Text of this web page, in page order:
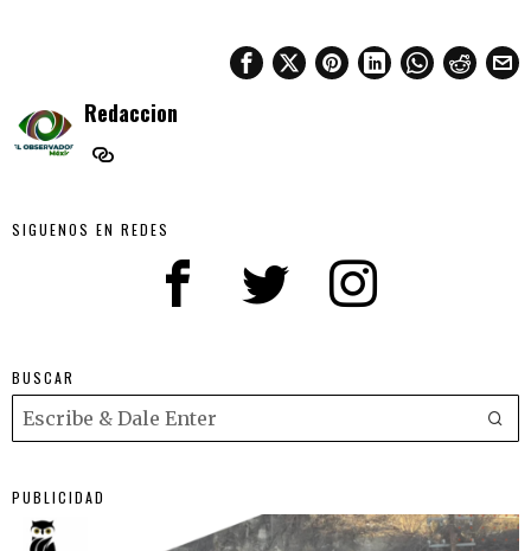
Redaccion
SIGUENOS EN REDES
BUSCAR
PUBLICIDAD